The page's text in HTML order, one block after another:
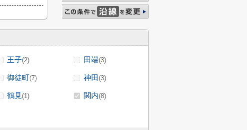
王子(2) 田端(3)
御徒町(7) 神田(3)
鶴見(1) 関内(8)